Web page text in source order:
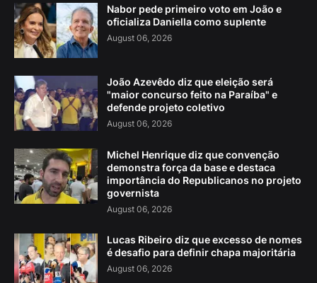
Nabor pede primeiro voto em João e
oficializa Daniella como suplente
August 06, 2026
João Azevêdo diz que eleição será
"maior concurso feito na Paraíba" e
defende projeto coletivo
August 06, 2026
Michel Henrique diz que convenção
demonstra força da base e destaca
importância do Republicanos no projeto
governista
August 06, 2026
Lucas Ribeiro diz que excesso de nomes
é desafio para definir chapa majoritária
August 06, 2026